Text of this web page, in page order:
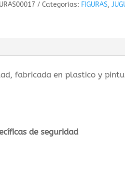
Categorías: FIGURAS,
fabricada en plastico y
de seguridad